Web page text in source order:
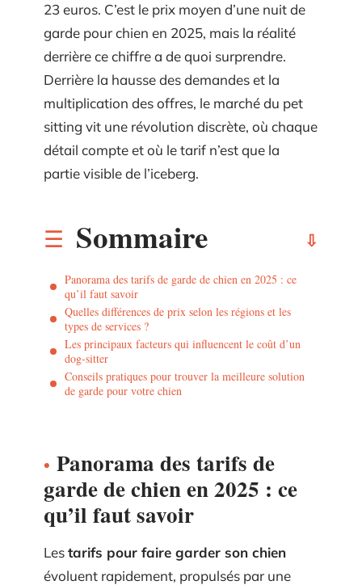
23 euros. C’est le prix moyen d’une nuit de
garde pour chien en 2025, mais la réalité
derrière ce chiffre a de quoi surprendre.
Derrière la hausse des demandes et la
multiplication des offres, le marché du pet
sitting vit une révolution discrète, où chaque
détail compte et où le tarif n’est que la
partie visible de l’iceberg.
Sommaire
Panorama des tarifs de garde de chien en 2025 : ce
qu’il faut savoir
Quelles différences de prix selon les régions et les
types de services ?
Les principaux facteurs qui influencent le coût d’un
dog-sitter
Conseils pratiques pour trouver la meilleure solution
de garde pour votre chien
Panorama des tarifs de
garde de chien en 2025 : ce
qu’il faut savoir
Lestarifs pour faire garder son chien
évoluent rapidement, propulsés par une